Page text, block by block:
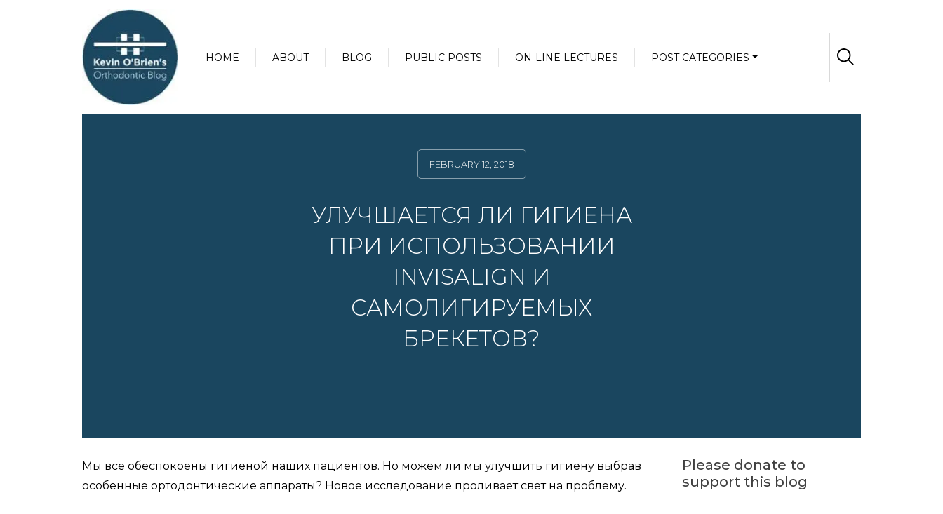
HOME ABOUT BLOG PUBLIC POSTS ON-LINE LECTURES POST CATEGORIES
FEBRUARY 12, 2018
УЛУЧШАЕТСЯ ЛИ ГИГИЕНА
ПРИ ИСПОЛЬЗОВАНИИ
INVISALIGN И
САМОЛИГИРУЕМЫХ
БРЕКЕТОВ?
Мы все обеспокоены гигиеной наших пациентов. Но можем ли мы улучшить гигиену выбрав
особенные ортодонтические аппараты? Новое исследование проливает свет на проблему.
Please donate to
support this blog